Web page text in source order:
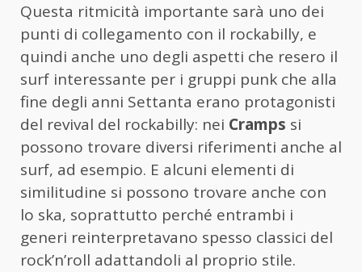
Questa ritmicità importante sarà uno dei
punti di collegamento con il rockabilly, e
quindi anche uno degli aspetti che resero il
surf interessante per i gruppi punk che alla
fine degli anni Settanta erano protagonisti
del revival del rockabilly: nei Cramps si
possono trovare diversi riferimenti anche al
surf, ad esempio. E alcuni elementi di
similitudine si possono trovare anche con
lo ska, soprattutto perché entrambi i
generi reinterpretavano spesso classici del
rock’n’roll adattandoli al proprio stile.